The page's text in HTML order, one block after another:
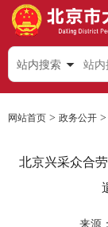
站内搜索
网站首页 > 政务公开 >
北京兴采众合
来源